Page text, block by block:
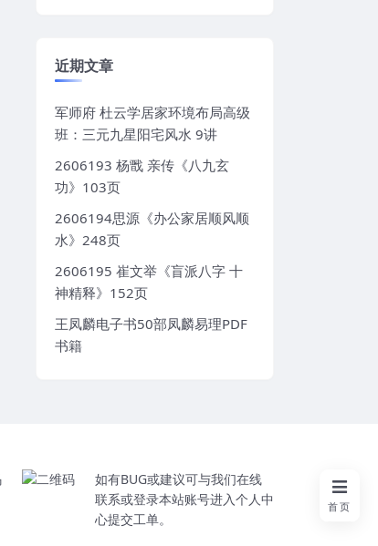
近期文章
军师府 杜云学居家环境布局高级
班：三元九星阳宅风水 9讲
2606193 杨戬 亲传《八九玄
功》103页
2606194思源《办公家居顺风顺
水》248页
2606195 崔文举《盲派八字 十
神精释》152页
王凤麟电子书50部凤麟易理PDF
书籍
如有BUG或建议可与我们在线
联系或登录本站账号进入个人中
心提交工单。
首页